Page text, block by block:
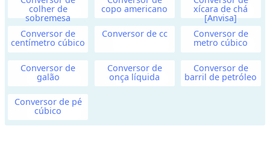
A
r
e
a
V
e
colher de
sobremesa
copo americano xícara de chá
[Anvisa]
Conversor de
centímetro cúbico
Conversor de cc Conversor de
metro cúbico
Conversor de
galão
Conversor de
onça líquida
Conversor de
barril de petróleo
Conversor de pé
cúbico